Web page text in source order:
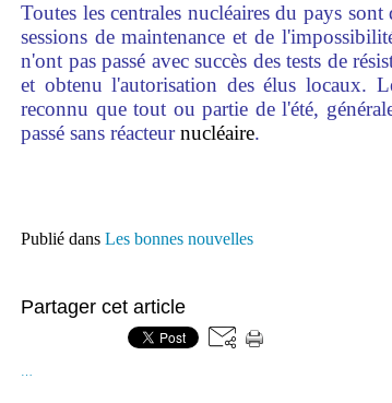
Toutes les centrales nucléaires du pays
sessions de maintenance et de
n'ont pas passé avec succès des tests de
et obtenu l'autorisation des élus locaux.
reconnu que tout ou partie de l'été,
passé sans réacteurnucléaire.
Publié dans Les bonnes nouvelles
Partager cet article